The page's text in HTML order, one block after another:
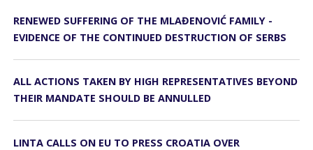
RENEWED SUFFERING OF THE MLAĐENOVIĆ FAMILY -
EVIDENCE OF THE CONTINUED DESTRUCTION OF SERBS
ALL ACTIONS TAKEN BY HIGH REPRESENTATIVES BEYOND
THEIR MANDATE SHOULD BE ANNULLED
LINTA CALLS ON EU TO PRESS CROATIA OVER